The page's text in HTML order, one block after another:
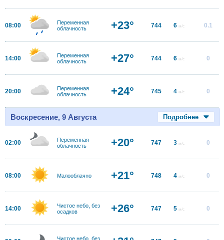
08:00
Переменная
облачность
+23° 744 6 м/с 0.1
14:00
Переменная
облачность
+27° 744 6 м/с 0
20:00
Переменная
облачность
+24° 745 4 м/с 0
Воскресение, 9 Августа Подробнее
02:00
Переменная
облачность
+20° 747 3 м/с 0
08:00 Малооблачно +21° 748 4 м/с 0
14:00
Чистое небо, без
осадков
+26° 747 5 м/с 0
Чистое небо, без